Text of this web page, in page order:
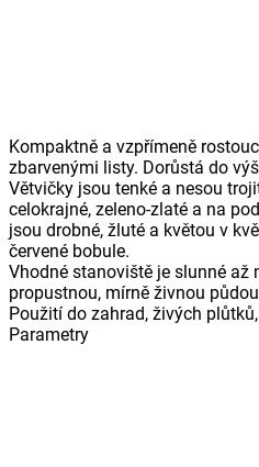
Kompaktně a vzpřímeně
zbarvenými listy. Dorůstá do
Větvičky jsou tenké a nesou
celokrajné, zeleno-zlaté a na
jsou drobné, žluté a květou v
červené bobule.
Vhodné stanoviště je slunné až
propustnou, mírně živnou
Použití do zahrad, živých
Parametry